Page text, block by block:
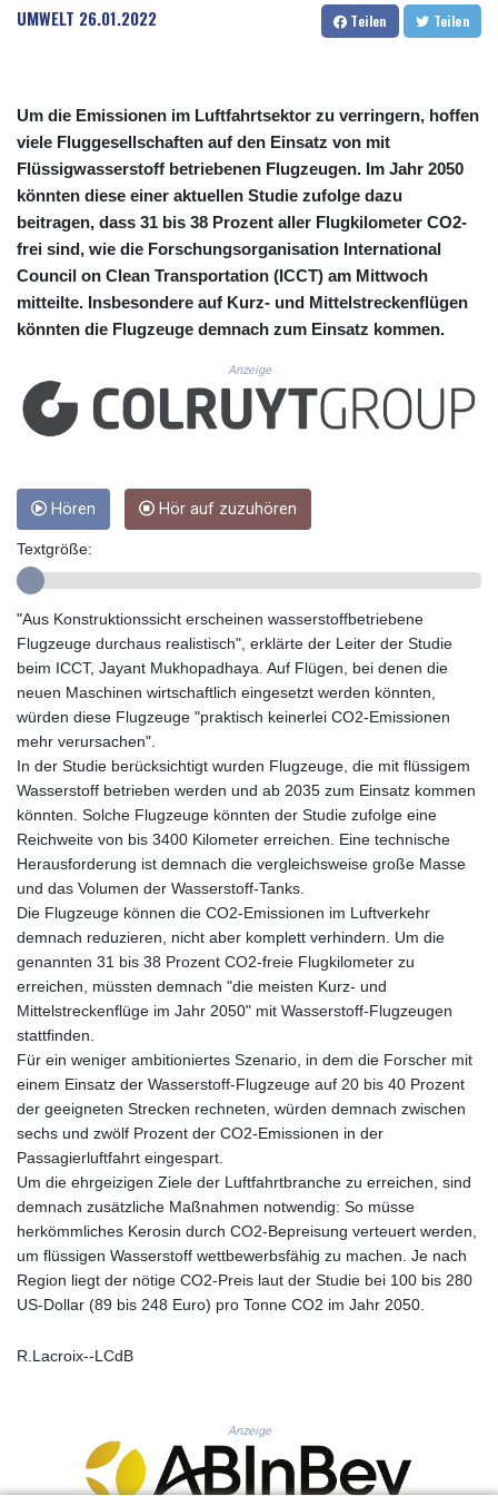
CUC 1.156136
CUP 30.637594
DKK 7.477932
DOP 67.289164
DZD 152.967099
EGP 57.293288
ERN 17.342035
ETB 186.049588
FJD 2.553384
FKP 0.8566
GBP 0.856968
GGP 0.8566
GHS 13.526832
GIP 0.8566
GTQ 8.794891
GYD 241.157003
HRK 7.536622
HTG 150.718127
HUF 363.096405
IDR 20580.370421
ILS 3.468234
IMP 0.8566
IQD 1509.981237
IRR
1590322.371805
ISK 142.598215
JEP 0.8566
JMD 183.057725
JOD 0.819746
JPY 182.445186
KES 149.158147
KGS 101.104505
KHR 4681.941823
KRW 1627.712241
KWD 0.356853
KYD 0.960588
KZT 540.233287
LBP
103223.017367
LKR 386.635196
LRD 208.057415
LSL 18.726567
LTL 3.413768
MGA 4918.938878
MKD 61.524236
MMK 2427.596601
UMWELT 26.01.2022 Teilen Teilen
Um die Emissionen im Luftfahrtsektor zu verringern, hoffen
viele Fluggesellschaften auf den Einsatz von mit
Flüssigwasserstoff betriebenen Flugzeugen. Im Jahr 2050
könnten diese einer aktuellen Studie zufolge dazu
beitragen, dass 31 bis 38 Prozent aller Flugkilometer CO2-
frei sind, wie die Forschungsorganisation International
Council on Clean Transportation (ICCT) am Mittwoch
mitteilte. Insbesondere auf Kurz- und Mittelstreckenflügen
könnten die Flugzeuge demnach zum Einsatz kommen.
Anzeige
Hören Hör auf zuzuhören
Textgröße:
"Aus Konstruktionssicht erscheinen wasserstoffbetriebene
Flugzeuge durchaus realistisch", erklärte der Leiter der Studie
beim ICCT, Jayant Mukhopadhaya. Auf Flügen, bei denen die
neuen Maschinen wirtschaftlich eingesetzt werden könnten,
würden diese Flugzeuge "praktisch keinerlei CO2-Emissionen
mehr verursachen".
In der Studie berücksichtigt wurden Flugzeuge, die mit flüssigem
Wasserstoff betrieben werden und ab 2035 zum Einsatz kommen
könnten. Solche Flugzeuge könnten der Studie zufolge eine
Reichweite von bis 3400 Kilometer erreichen. Eine technische
Herausforderung ist demnach die vergleichsweise große Masse
und das Volumen der Wasserstoff-Tanks.
Die Flugzeuge können die CO2-Emissionen im Luftverkehr
demnach reduzieren, nicht aber komplett verhindern. Um die
genannten 31 bis 38 Prozent CO2-freie Flugkilometer zu
erreichen, müssten demnach "die meisten Kurz- und
Mittelstreckenflüge im Jahr 2050" mit Wasserstoff-Flugzeugen
stattfinden.
Für ein weniger ambitioniertes Szenario, in dem die Forscher mit
einem Einsatz der Wasserstoff-Flugzeuge auf 20 bis 40 Prozent
der geeigneten Strecken rechneten, würden demnach zwischen
sechs und zwölf Prozent der CO2-Emissionen in der
Passagierluftfahrt eingespart.
Um die ehrgeizigen Ziele der Luftfahrtbranche zu erreichen, sind
demnach zusätzliche Maßnahmen notwendig: So müsse
herkömmliches Kerosin durch CO2-Bepreisung verteuert werden,
um flüssigen Wasserstoff wettbewerbsfähig zu machen. Je nach
Region liegt der nötige CO2-Preis laut der Studie bei 100 bis 280
US-Dollar (89 bis 248 Euro) pro Tonne CO2 im Jahr 2050.
R.Lacroix--LCdB
Anzeige